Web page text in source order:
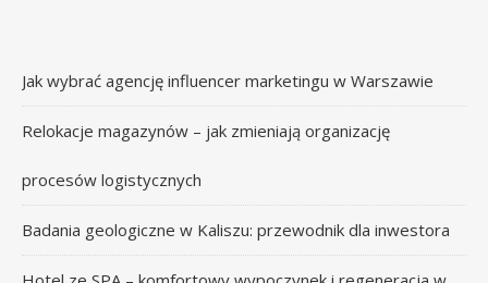
Jak wybrać agencję influencer marketingu w Warszawie
Relokacje magazynów – jak zmieniają organizację
procesów logistycznych
Badania geologiczne w Kaliszu: przewodnik dla inwestora